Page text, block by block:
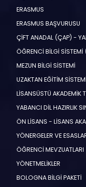
ERASMUS
ERASMUS BAŞVURUSU
ÇİFT ANADAL (ÇAP) -
ÖĞRENCİ BİLGİ
MEZUN BİLGİ SİSTEMİ
UZAKTAN EĞİTİM
LİSANSÜSTÜ AKADEMİK
YABANCI DİL HAZIRLIK
ÖN LİSANS - LİSANS
YÖNERGELER VE
ÖĞRENCİ MEVZUATLARI
YÖNETMELİKLER
BOLOGNA BİLGİ PAKETİ